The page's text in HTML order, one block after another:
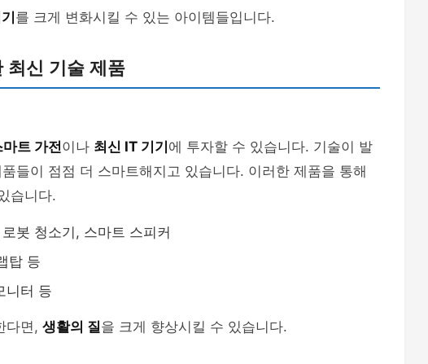
를 크게 변화시킬 수 있는 아이템들입니다.
최신 기술 제품
마트 가전이나 최신 IT 기기 에 투자할 수 있습니다. 기술이 발
들이 점점 더 스마트해지고 있습니다. 이러한 제품을 통해
습니다.
봇 청소기, 스마트 스피커
탑 등
니터 등
다면, 생활의 질을 크게 향상시킬 수 있습니다.